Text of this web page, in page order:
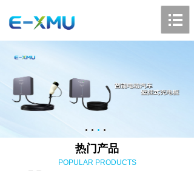
热门产品
POPULAR PRODUCTS